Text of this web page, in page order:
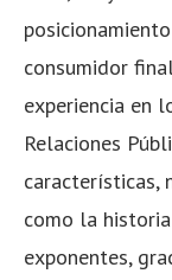
consumidor
experiencia en
Relaciones
características,
como la
exponentes,